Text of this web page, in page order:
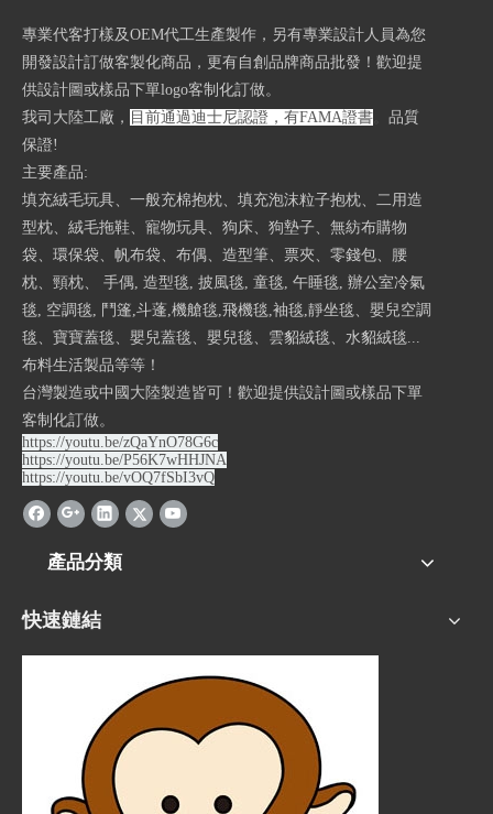
專業代客打樣及OEM代工生產製作，另有專業設計人員為您
開發設計訂做客製化商品，更有自創品牌商品批發！歡迎提
供設計圖或樣品下單logo客制化訂做。
我司大陸工廠， 目前通過迪士尼認證，有FAMA證書
品質
保證!
主要產品:
填充絨毛玩具、一般充棉抱枕、填充泡沫粒子抱枕、二用造
型枕、絨毛拖鞋、寵物玩具、狗床、狗墊子、無紡布購物
袋、環保袋、帆布袋、布偶、造型筆、票夾、零錢包、腰
枕、頸枕、 手偶, 造型毯, 披風毯, 童毯, 午睡毯, 辦公室冷氣
毯, 空調毯, 鬥篷,斗蓬,機艙毯,飛機毯,袖毯,靜坐毯、嬰兒空調
毯、寶寶蓋毯、嬰兒蓋毯、嬰兒毯、雲貂絨毯、水貂絨毯...
布料生活製品等等！
台灣製造或中國大陸製造皆可！歡迎提供設計圖或樣品下單
客制化訂做。
https://youtu.be/zQaYnO78G6c
https://youtu.be/P56K7wHHJNA
https://youtu.be/vOQ7fSbI3vQ
產品分類
快速鏈結